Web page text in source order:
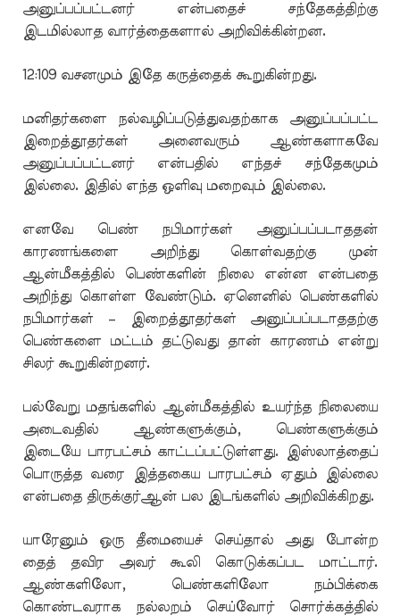
அனுப்பப்பட்டனர் என்பதைச் சந்தேகத்திற்கு
இடமில்லாத வார்த்தைகளால் அறிவிக்கின்றன.
12:109 வசனமும் இதே கருத்தைக் கூறுகின்றது.
மனிதர்களை நல்வழிப்படுத்துவதற்காக அனுப்பப்பட்ட
இறைத்தூதர்கள் அனைவரும் ஆண்களாகவே
அனுப்பப்பட்டனர் என்பதில் எந்தச் சந்தேகமும்
இல்லை. இதில் எந்த ஒளிவு மறைவும் இல்லை.
எனவே பெண் நபிமார்கள் அனுப்பப்படாததன்
காரணங்களை அறிந்து கொள்வதற்கு முன்
ஆன்மீகத்தில் பெண்களின் நிலை என்ன என்பதை
அறிந்து கொள்ள வேண்டும். ஏனெனில் பெண்களில்
நபிமார்கள் – இறைத்தூதர்கள் அனுப்பப்படாததற்கு
பெண்களை மட்டம் தட்டுவது தான் காரணம் என்று
சிலர் கூறுகின்றனர்.
பல்வேறு மதங்களில் ஆன்மீகத்தில் உயர்ந்த நிலையை
அடைவதில் ஆண்களுக்கும், பெண்களுக்கும்
இடையே பாரபட்சம் காட்டப்பட்டுள்ளது. இஸ்லாத்தைப்
பொருத்த வரை இத்தகைய பாரபட்சம் ஏதும் இல்லை
என்பதை திருக்குர்ஆன் பல இடங்களில் அறிவிக்கிறது.
யாரேனும் ஒரு தீமையைச் செய்தால் அது போன்ற
தைத் தவிர அவர் கூலி கொடுக்கப்பட மாட்டார்.
ஆண்களிலோ, பெண்களிலோ நம்பிக்கை
கொண்டவராக நல்லறம் செய்வோர் சொர்க்கத்தில்